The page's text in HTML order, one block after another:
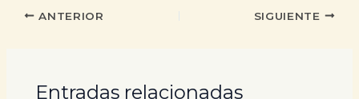
ANTERIOR SIGUIENTE
Entradas relacionadas